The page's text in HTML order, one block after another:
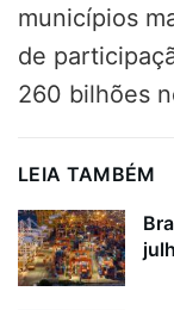
municípios
de
260 bilhões
LEIA TAMBÉM